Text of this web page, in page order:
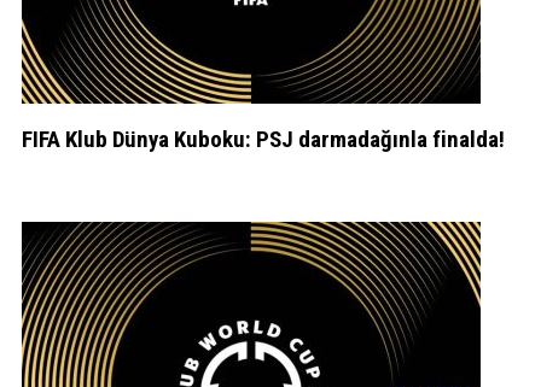
FIFA Klub Dünya Kuboku: PSJ darmadağınla finalda!